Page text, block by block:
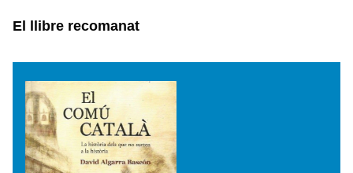
El llibre recomanat